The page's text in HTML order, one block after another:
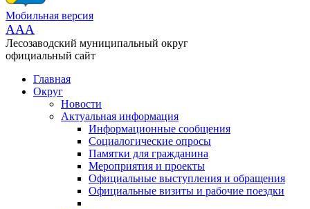
Мобильная версия
AAA
Лесозаводский муниципальный округ
официальный сайт
Главная
Округ
Новости
Актуальная информация
Информационные сообщения
Социалогические опросы
Памятки для гражданина
Мероприятия и проекты
Официальные выступления и обращения
Официальные визиты и рабочие поездки